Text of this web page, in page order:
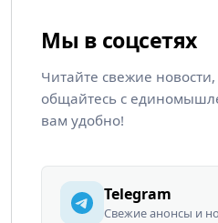
Мы в соцсетях
Читайте свежие
общайтесь с
вам удобно!
Telegram
Свежие анонсы и